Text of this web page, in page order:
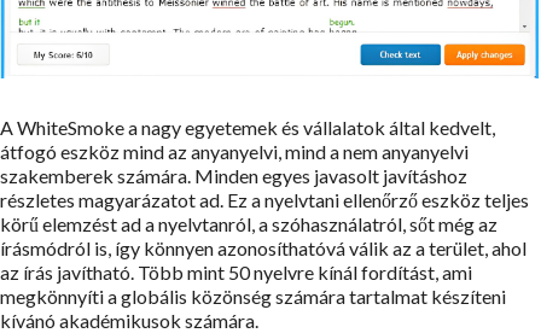
A WhiteSmoke a nagy egyetemek és vállalatok által kedvelt,
átfogó eszköz mind az anyanyelvi, mind a nem anyanyelvi
szakemberek számára. Minden egyes javasolt javításhoz
részletes magyarázatot ad. Ez a nyelvtani ellenőrző eszköz teljes
körű elemzést ad a nyelvtanról, a szóhasználatról, sőt még az
írásmódról is, így könnyen azonosíthatóvá válik az a terület, ahol
az írás javítható. Több mint 50 nyelvre kínál fordítást, ami
megkönnyíti a globális közönség számára tartalmat készíteni
kívánó akadémikusok számára.